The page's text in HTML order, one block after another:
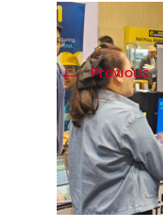
←Previous